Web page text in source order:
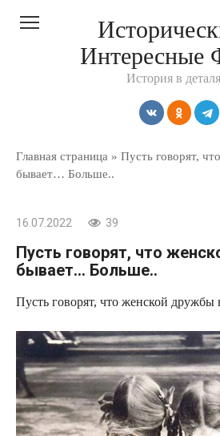
Интересные
История в
Главная страница » Пусть говорят,
бывает… Больше..
16.07.2022 39
Пусть говорят, что
бывает… Больше..
Пусть говорят, что женской